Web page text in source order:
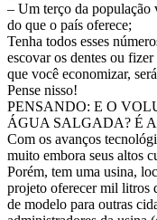
– Um terço da população
do que o país oferece;
Tenha todos esses
escovar os dentes ou
que você economizar,
Pense nisso!
PENSANDO: E O
ÁGUA SALGADA? É
Com os avanços
muito embora seus altos
Porém, tem uma usina,
projeto oferecer mil litros
de modelo para outras